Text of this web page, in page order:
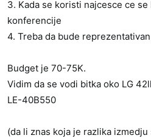
3. Kada se koristi najcesce ce
konferencije
4. Treba da bude reprezentativan
Budget je 70-75K.
Vidim da se vodi bitka oko LG
LE-40B550
(da li znas koja je razlika izmedju